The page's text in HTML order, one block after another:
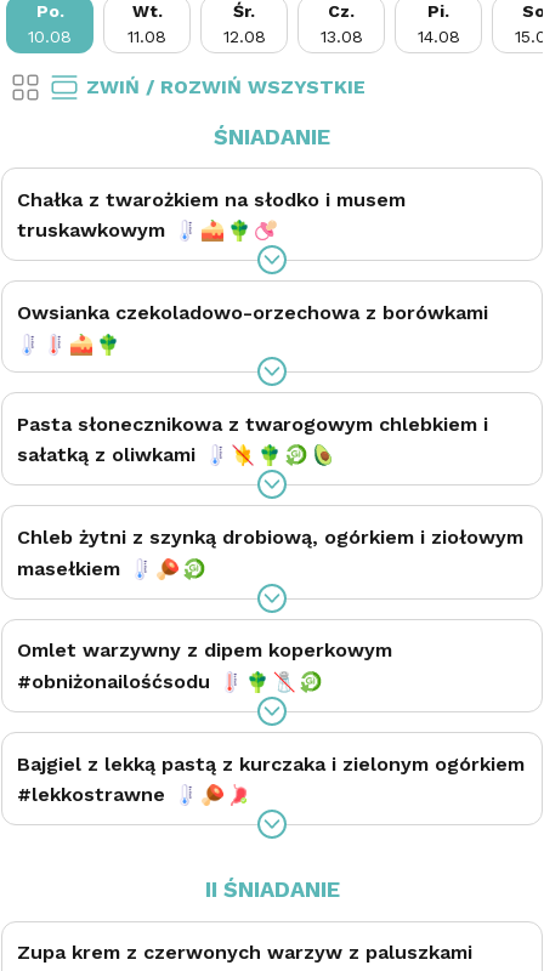
Po.
10.08
Wt.
11.08
Śr.
12.08
Cz.
13.08
Pi.
14.08
ZWIŃ / ROZWIŃ WSZYSTKIE
ŚNIADANIE
Chałka z twarożkiem na słodko i musem
truskawkowym
Owsianka czekoladowo-orzechowa z borówkami
Pasta słonecznikowa z twarogowym chlebkiem i
sałatką z oliwkami
Chleb żytni z szynką drobiową, ogórkiem i ziołowym
masełkiem
Omlet warzywny z dipem koperkowym
#obniżonailośćsodu
Bajgiel z lekką pastą z kurczaka i zielonym ogórkiem
#lekkostrawne
II ŚNIADANIE
Zupa krem z czerwonych warzyw z paluszkami